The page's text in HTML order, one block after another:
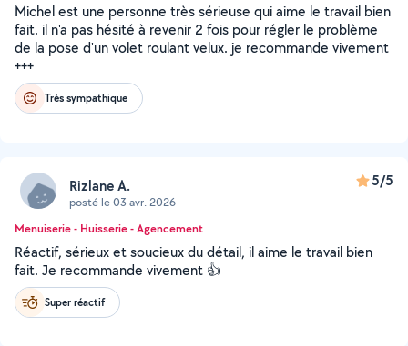
Michel est une personne très sérieuse qui aime le travail bien
fait. il n'a pas hésité à revenir 2 fois pour régler le problème
de la pose d'un volet roulant velux. je recommande vivement
+++
Très sympathique
Rizlane A.
posté le 03 avr. 2026
5/5
Menuiserie - Huisserie - Agencement
Réactif, sérieux et soucieux du détail, il aime le travail bien
fait. Je recommande vivement 👍
Super réactif